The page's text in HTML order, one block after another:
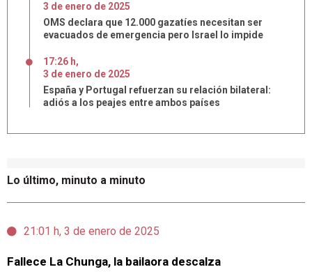
Lo último, minuto a minuto
21:01 h, 3 de enero de 2025
Fallece La Chunga, la bailaora descalza
3 de enero de 2025
OMS declara que 12.000 gazatíes necesitan ser
evacuados de emergencia pero Israel lo impide
17:26 h,
3 de enero de 2025
España y Portugal refuerzan su relación bilateral:
adiós a los peajes entre ambos países